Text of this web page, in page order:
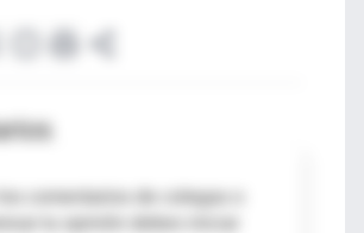
comentarios de colegas o